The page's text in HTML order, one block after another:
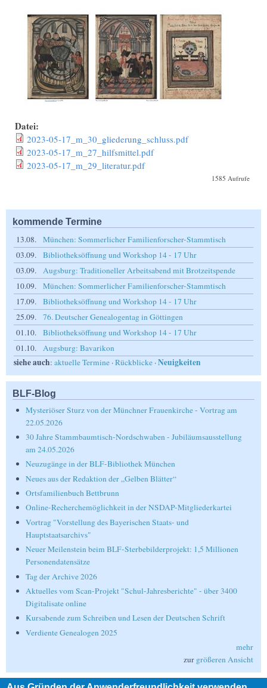
Datei:
2023-05-17_m_30_gliederung_schluss.pdf
2023-05-17_m_27_hilfsmittel.pdf
2023-05-17_m_29_literatur.pdf
1585 Aufrufe
kommende Termine
13.08.
München: Sommerlicher Familienforscher-Stammtisch
03.09.
Bibliotheksöffnung und Workshop 14 - 17 Uhr
03.09.
Augsburg: Traditioneller Arbeitsabend mit Brotzeitspende
10.09.
München: Sommerlicher Familienforscher-Stammtisch
17.09.
Bibliotheksöffnung und Workshop 14 - 17 Uhr
25.09.
76. Deutscher Genealogentag in Göttingen
01.10.
Bibliotheksöffnung und Workshop 14 - 17 Uhr
01.10.
Augsburg: Bavarikon
siehe auch: aktuelle Termine ·Rückblicke ·Neuigkeiten
BLF-Blog
Mysteriöser Sturz von der Münchner Frauenkirche - Vortrag am
22.05.2026
30 Jahre Stammbaumtisch-Nordschwaben - Jubiläumsausstellung
am 24.05.2026
Neuzugänge in der BLF-Bibliothek München
Neues aus der Redaktion der „Gelben Blätter“
Ortsfamilienbuch Bettbrunn
Online-Recherchemöglichkeit in der NSDAP-Mitgliederkartei
Vortrag "Vorstellung des Bayerischen Staats- und
Hauptstaatsarchivs"
Neuer Meilenstein beim BLF-Sterbebilderprojekt: 1,5 Millionen
Personendatensätze
Tag der Archive 2026
Aktuelles vom Scan-Projekt "Schul-Jahresberichte" - über 3400
Digitalisate online
Kursabende zum Schreiben und Lesen der Deutschen Schrift
Verdiente Genealogen 2025
mehr
zur größeren Ansicht